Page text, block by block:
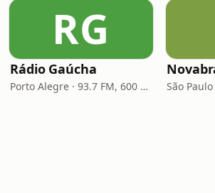
RG
Rádio Gaúcha
Porto Alegre · 93.7 FM, 600 AM São Paulo